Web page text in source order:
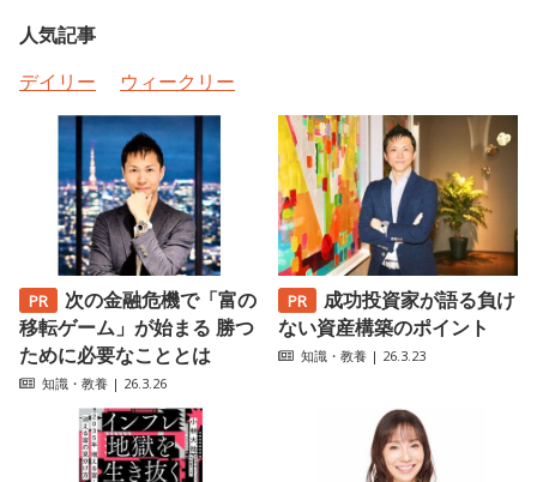
人気記事
デイリー
ウィークリー
次の金融危機で「富の
移転ゲーム」が始まる 勝つ
ために必要なこととは
知識・教養 | 26.3.26
成功投資家が語る負け
ない資産構築のポイント
知識・教養 | 26.3.23